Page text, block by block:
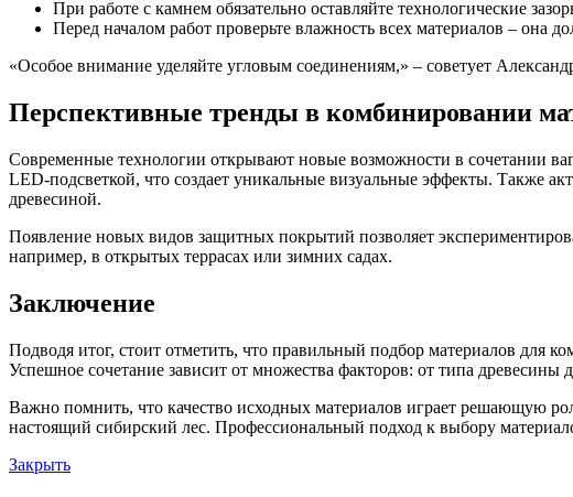
При работе с камнем обязательно оставляйте технологические
Перед началом работ проверьте влажность всех материалов – она
«Особое внимание уделяйте угловым соединениям,» – советует
Перспективные тренды в комбинировании
Современные технологии открывают новые возможности в сочетании
LED-подсветкой, что создает уникальные визуальные эффекты. Также
древесиной.
Появление новых видов защитных покрытий позволяет
например, в открытых террасах или зимних садах.
Заключение
Подводя итог, стоит отметить, что правильный подбор материалов для
Успешное сочетание зависит от множества факторов: от типа
Важно помнить, что качество исходных материалов играет решающую
настоящий сибирский лес. Профессиональный подход к выбору
Закрыть